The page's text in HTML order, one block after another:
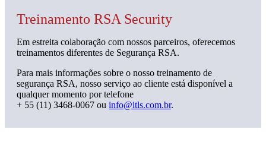
Treinamento RSA Security
Em estreita colaboração com nossos parceiros, oferecemos
treinamentos diferentes de Segurança RSA.
Para mais informações sobre o nosso treinamento de
segurança RSA, nosso serviço ao cliente está disponível a
qualquer momento por telefone
+ 55 (11) 3468-0067 ou info@itls.com.br.